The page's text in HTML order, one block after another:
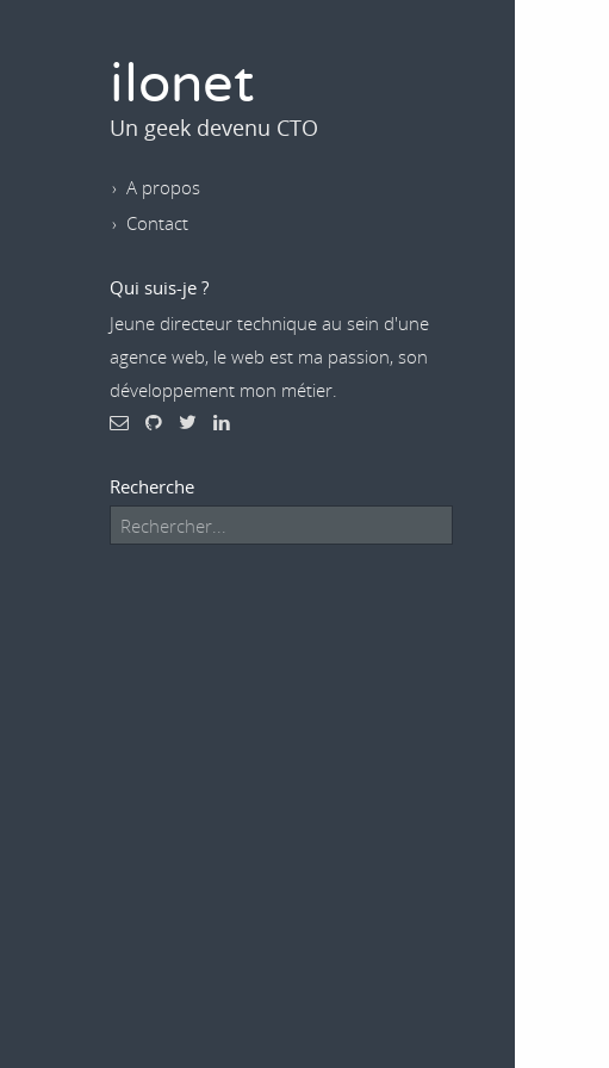
ilonet
Un geek devenu CTO
A propos
Contact
Qui suis-je ?
Jeune directeur technique au sein d'une
agence web, le web est ma passion, son
développement mon métier.
Recherche